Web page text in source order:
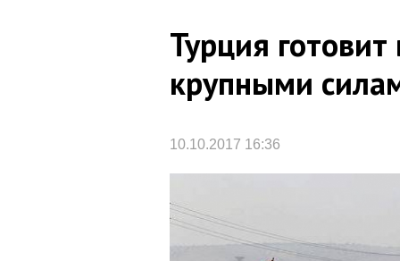
Турция
крупными
10.10.2017 16:36